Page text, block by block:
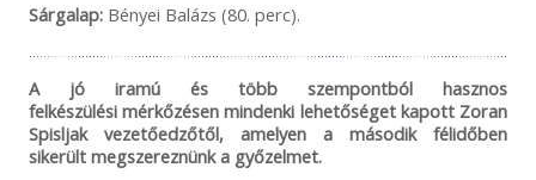
Sárgalap:Bényei Balázs (80. perc).
A jó iramú és több szempontból hasznos
felkészülési mérkőzésen mindenki lehetőséget kapott Zoran
Spisljak vezetőedzőtől, amelyen a második félidőben
sikerült megszereznünk a győzelmet.